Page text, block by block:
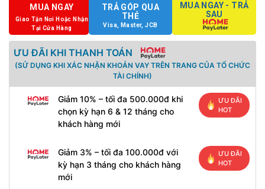
MUA NGAY
Giao Tận Nơi Hoặc Nhận
Tại Cửa Hàng
TRẢ GÓP QUA
THẺ
Visa, Master, JCB
MUA NGAY - TRẢ
SAU
ƯU ĐÃI KHI THANH TOÁN
(SỬ DỤNG KHI XÁC NHẬN KHOẢN VAY TRÊN TRANG CỦA TỔ CHỨC
TÀI CHÍNH)
Giảm 10% – tối đa 500.000đ khi
chọn kỳ hạn 6 & 12 tháng cho
khách hàng mới
ƯU ĐÃI
HOT
Giảm 3% – tối đa 100.000đ với
kỳ hạn 3 tháng cho khách hàng
mới
ƯU ĐÃI
HOT